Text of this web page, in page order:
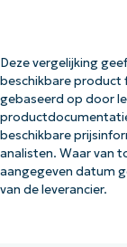
Deze vergelijking
beschikbare product
gebaseerd op door
beschikbare
analisten. Waar van
aangegeven datum
van de leverancier.